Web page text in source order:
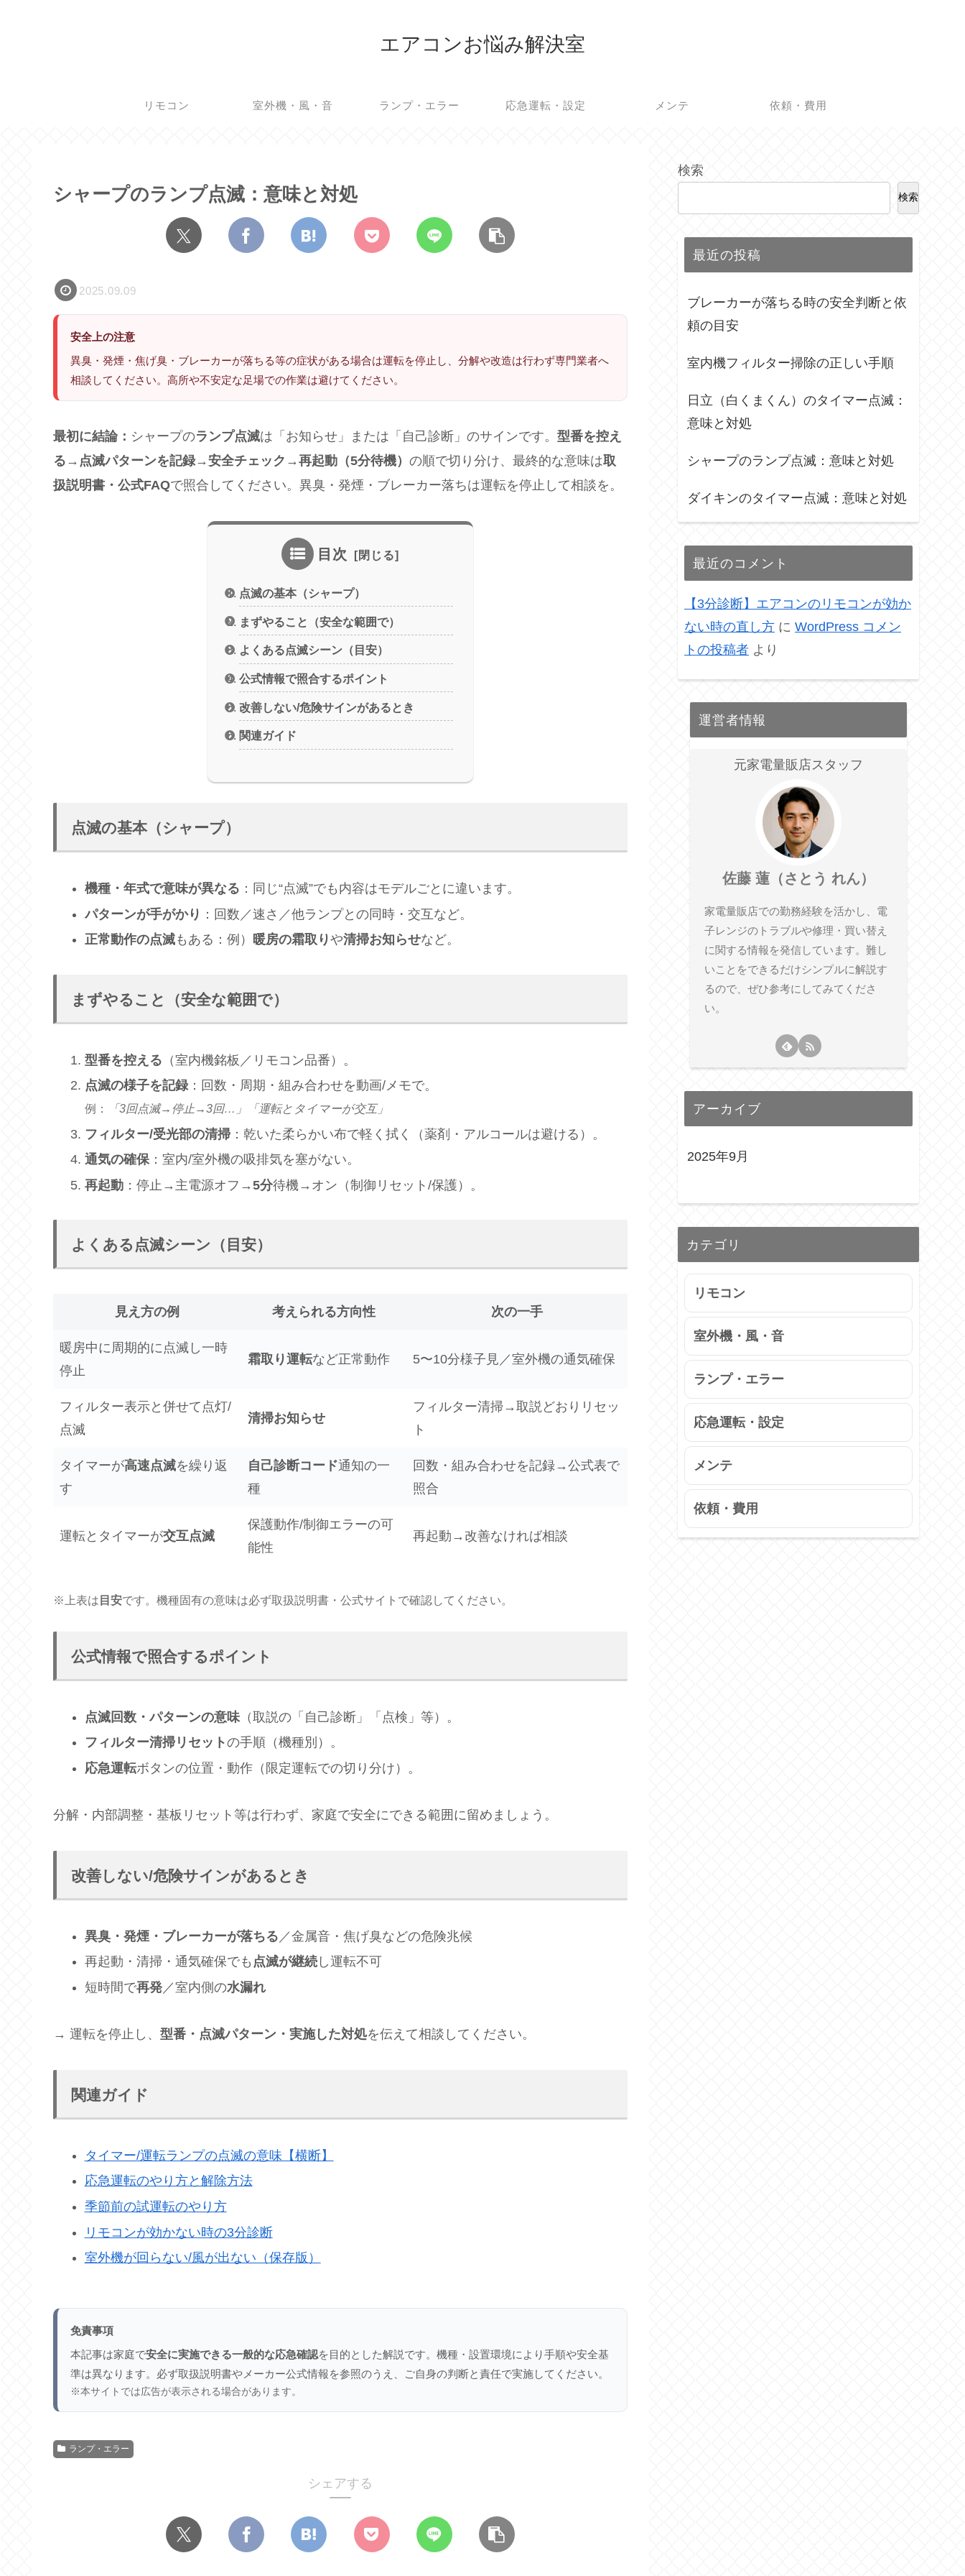
エアコンお悩み解決室
リモコン 室外機・風・音 ランプ・エラー 応急運転・設定 メンテ 依頼・費用
シャープのランプ点滅：意味と対処
2025.09.09
安全上の注意
異臭・発煙・焦げ臭・ブレーカーが落ちる等の症状がある場合は運転を停止し、分解や改造は行わず専門業者へ
相談してください。高所や不安定な足場での作業は避けてください。
最初に結論： シャープのランプ点滅は「お知らせ」または「自己診断」のサインです。 型番を控え
る→点滅パターンを記録→安全チェック→再起動（5分待機） の順で切り分け、最終的な意味は取
扱説明書・公式FAQで照合してください。異臭・発煙・ブレーカー落ちは運転を停止して相談を。
目次
点滅の基本（シャープ）
まずやること（安全な範囲で）
よくある点滅シーン（目安）
公式情報で照合するポイント
改善しない/危険サインがあるとき
関連ガイド
点滅の基本（シャープ）
機種・年式で意味が異なる ：同じ“点滅”でも内容はモデルごとに違います。
パターンが手がかり ：回数／速さ／他ランプとの同時・交互など。
正常動作の点滅もある：例） 暖房の霜取りや清掃お知らせなど。
まずやること（安全な範囲で）
型番を控える （室内機銘板／リモコン品番）。
点滅の様子を記録：回数・周期・組み合わせを動画/メモで。
例： 「3回点滅→停止→3回…」「運転とタイマーが交互」
フィルター/受光部の清掃：乾いた柔らかい布で軽く拭く（薬剤・アルコールは避ける）。
通気の確保：室内/室外機の吸排気を塞がない。
再起動：停止→主電源オフ→5分待機→オン（制御リセット/保護）。
よくある点滅シーン（目安）
見え方の例 考えられる方向性 次の一手
暖房中に周期的に点滅し一時
停止
霜取り運転など正常動作 5〜10分様子見／室外機の通気確保
フィルター表示と併せて点灯/
点滅
清掃お知らせ
フィルター清掃→取説どおりリセッ
ト
タイマーが高速点滅を繰り返
す
自己診断コード通知の一
種
回数・組み合わせを記録→公式表で
照合
運転とタイマーが交互点滅
保護動作/制御エラーの可
能性
再起動→改善なければ相談
※上表は目安です。機種固有の意味は必ず取扱説明書・公式サイトで確認してください。
公式情報で照合するポイント
点滅回数・パターンの意味（取説の「自己診断」「点検」等）。
フィルター清掃リセットの手順（機種別）。
応急運転ボタンの位置・動作（限定運転での切り分け）。
分解・内部調整・基板リセット等は行わず、家庭で安全にできる範囲に留めましょう。
改善しない/危険サインがあるとき
異臭・発煙・ブレーカーが落ちる ／金属音・焦げ臭などの危険兆候
再起動・清掃・通気確保でも 点滅が継続し運転不可
短時間で再発／室内側の水漏れ
→ 運転を停止し、 型番・点滅パターン・実施した対処を伝えて相談してください。
関連ガイド
タイマー/運転ランプの点滅の意味【横断】
応急運転のやり方と解除方法
季節前の試運転のやり方
リモコンが効かない時の3分診断
室外機が回らない/風が出ない（保存版）
免責事項
本記事は家庭で安全に実施できる一般的な応急確認を目的とした解説です。機種・設置環境により手順や安全基
準は異なります。必ず取扱説明書やメーカー公式情報を参照のうえ、ご自身の判断と責任で実施してください。
※本サイトでは広告が表示される場合があります。
ランプ・エラー
シェアする
検索
検索
最近の投稿
ブレーカーが落ちる時の安全判断と依
頼の目安
室内機フィルター掃除の正しい手順
日立（白くまくん）のタイマー点滅：
意味と対処
シャープのランプ点滅：意味と対処
ダイキンのタイマー点滅：意味と対処
最近のコメント
【3分診断】エアコンのリモコンが効か
ない時の直し方 に WordPress コメン
トの投稿者 より
運営者情報
元家電量販店スタッフ
佐藤 蓮（さとう れん）
家電量販店での勤務経験を活かし、電
子レンジのトラブルや修理・買い替え
に関する情報を発信しています。難し
いことをできるだけシンプルに解説す
るので、ぜひ参考にしてみてくださ
い。
アーカイブ
2025年9月
カテゴリ
リモコン
室外機・風・音
ランプ・エラー
応急運転・設定
メンテ
依頼・費用